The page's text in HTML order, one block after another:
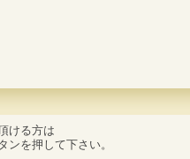
ける方は
ンを押して下さい。